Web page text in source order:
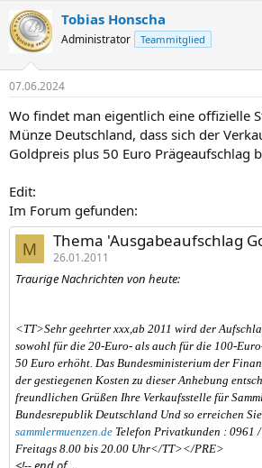
k
t
i
e
:
Tobias Honscha
Administrator Teammitglied
07.06.2024
Wo findet man eigentlich eine offizielle
Münze Deutschland, dass sich der
Goldpreis plus 50 Euro Prägeaufschlag
Edit:
Im Forum gefunden:
M Thema 'Ausgabeaufschlag Gold 100 EUR / 20
26.01.2011
Traurige Nachrichten von heute:
<TT>Sehr geehrter xxx,ab 2011 wird der
sowohl für die 20-Euro- als auch für die 100-
50 Euro erhöht. Das Bundesministerium der
der gestiegenen Kosten zu dieser Anhebung
freundlichen Grüßen Ihre Verkaufsstelle für
Bundesrepublik Deutschland Und so erreichen
sammlermuenzen.de Telefon Privatkunden : 0961
Freitags 8.00 bis 20.00 Uhr</TT></PRE>